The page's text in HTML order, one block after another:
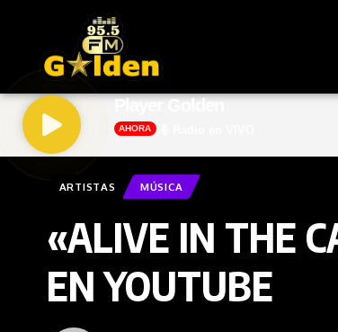
Player Golden
AHORA
ARTISTAS MÚSICA
«ALIVE IN THE
EN YOUTUBE